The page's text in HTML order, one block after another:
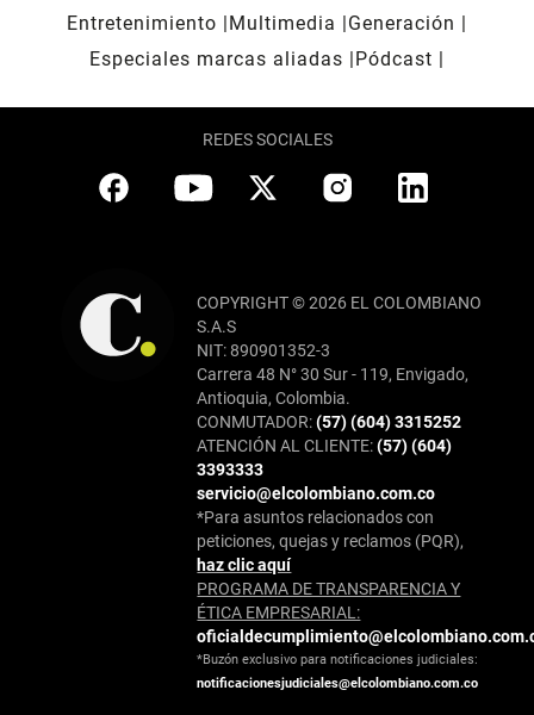
Entretenimiento
Multimedia
Generación
Especiales marcas aliadas
Pódcast
REDES SOCIALES
COPYRIGHT © 2026 EL COLOMBIANO
S.A.S
NIT: 890901352-3
Carrera 48 N° 30 Sur - 119, Envigado,
Antioquia, Colombia.
CONMUTADOR:(57) (604) 3315252
ATENCIÓN AL CLIENTE:(57) (604)
3393333
servicio@elcolombiano.com.co
*Para asuntos relacionados con
peticiones, quejas y reclamos (PQR),
haz clic aquí
PROGRAMA DE TRANSPARENCIA Y
ÉTICA EMPRESARIAL:
*Buzón exclusivo para notificaciones judiciales:
notificacionesjudiciales@elcolombiano.com.co